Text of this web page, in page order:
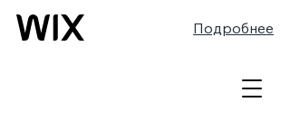
Подробнее